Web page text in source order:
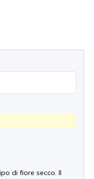
di fiore secco. Il